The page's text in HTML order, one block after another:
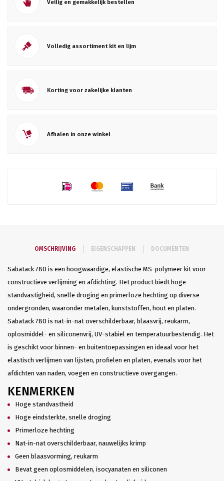
Veilig en gemakkelijk bestellen
Volledig assortiment kit en lijm
Korting voor zakelijke klanten
Afhalen in onze winkel
OMSCHRIJVING EIGENSCHAPPEN DOCUMENTEN
Sabatack 780 is een hoogwaardige, elastische MS-polymeer kit voor
constructieve verlijming en afdichting. Het product biedt hoge
standvastigheid, snelle droging en primerloze hechting op diverse
ondergronden, waaronder metalen, kunststoffen, hout en platen.
Sabatack 780 is nat-in-nat overschilderbaar, blaasvrij, reukarm,
oplosmiddel- en siliconenvrij, UV-stabiel en temperatuurbestendig. Het
is geschikt voor binnen- en buitentoepassingen en ideaal voor het
elastisch verlijmen van lijsten, profielen en platen, evenals voor het
afdichten van naden, voegen en constructieve overgangen.
KENMERKEN
Hoge standvastheid
Hoge eindsterkte, snelle droging
Primerloze hechting
Nat-in-nat overschilderbaar, nauwelijks krimp
Geen blaasvorming, reukarm
Bevat geen oplosmiddelen, isocyanaten en siliconen